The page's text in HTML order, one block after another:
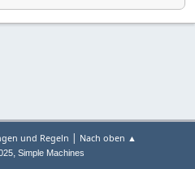
und Regeln | Nach oben ▲
, Simple Machines